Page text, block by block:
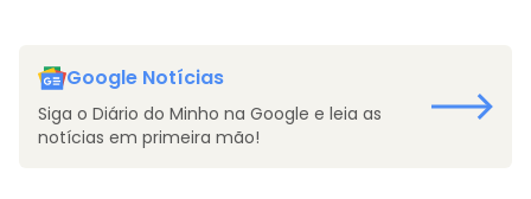
Google Notícias
Siga o Diário do Minho na Google e leia as
notícias em primeira mão!